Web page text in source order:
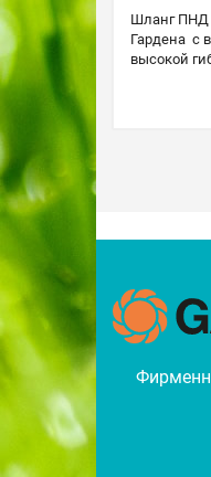
Шланг ПНД
Гардена с
высокой